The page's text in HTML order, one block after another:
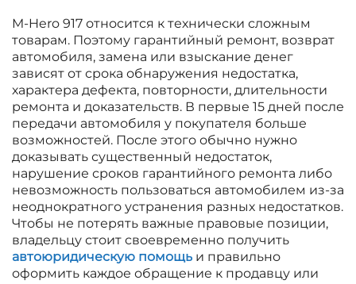
M-Hero 917 относится к технически сложным
товарам. Поэтому гарантийный ремонт, возврат
автомобиля, замена или взыскание денег
зависят от срока обнаружения недостатка,
характера дефекта, повторности, длительности
ремонта и доказательств. В первые 15 дней после
передачи автомобиля у покупателя больше
возможностей. После этого обычно нужно
доказывать существенный недостаток,
нарушение сроков гарантийного ремонта либо
невозможность пользоваться автомобилем из-за
неоднократного устранения разных недостатков.
Чтобы не потерять важные правовые позиции,
владельцу стоит своевременно получить
автоюридическую помощь и правильно
оформить каждое обращение к продавцу или